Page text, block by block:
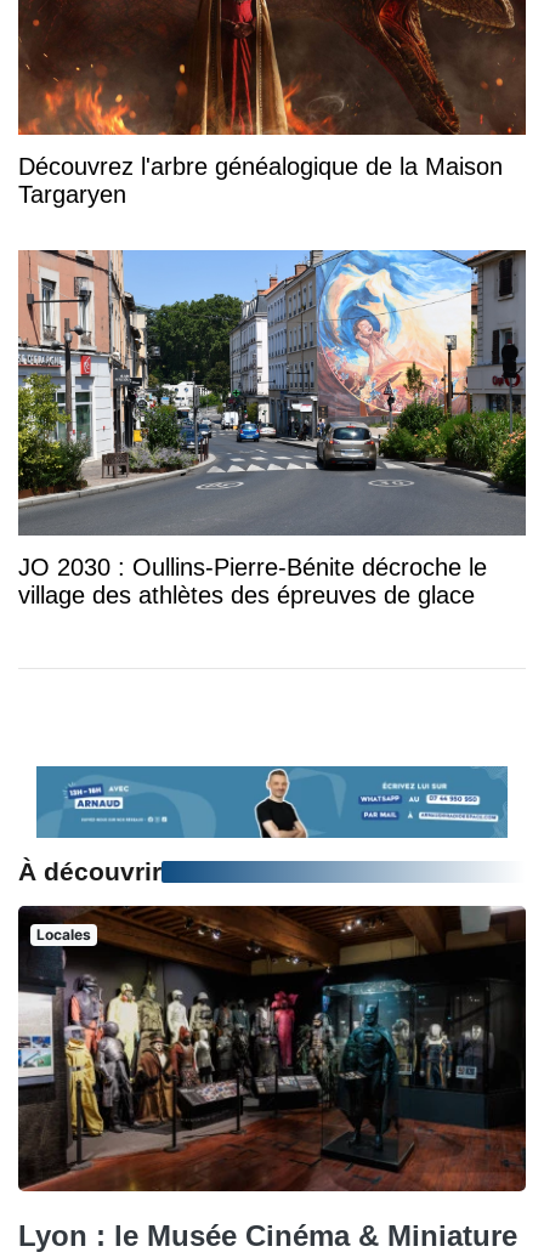
Découvrez l'arbre généalogique de la Maison
Targaryen
JO 2030 : Oullins-Pierre-Bénite décroche le
village des athlètes des épreuves de glace
À découvrir
Locales
Lyon : le Musée Cinéma & Miniature